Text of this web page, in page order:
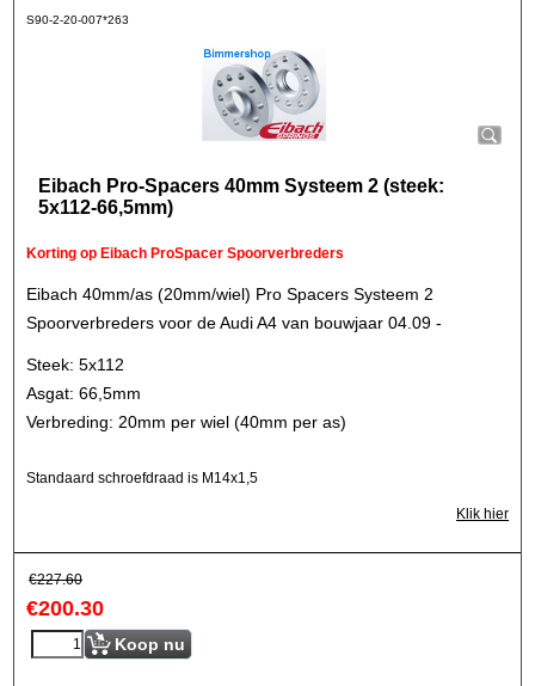
S90-2-20-007*263
Eibach Pro-Spacers 40mm Systeem 2 (steek:
5x112-66,5mm)
Korting op Eibach ProSpacer Spoorverbreders
Eibach 40mm/as (20mm/wiel) Pro Spacers Systeem 2
Spoorverbreders voor de Audi A4 van bouwjaar 04.09 -
Steek: 5x112
Asgat: 66,5mm
Verbreding: 20mm per wiel (40mm per as)
Standaard schroefdraad is M14x1,5
Klik hier
€227.60
€200.30
Koop nu